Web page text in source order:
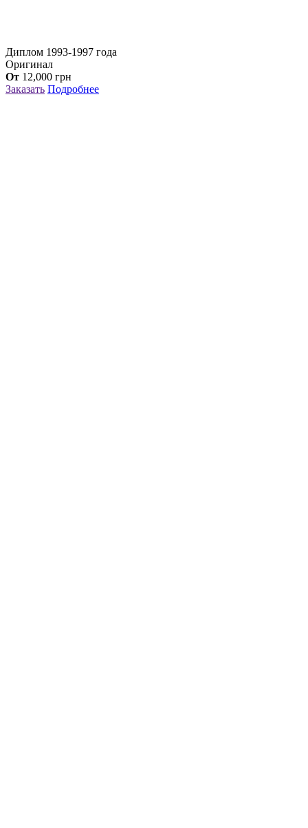
Диплом 1993-1997 года
Оригинал
От 12,000 грн
Заказать Подробнее